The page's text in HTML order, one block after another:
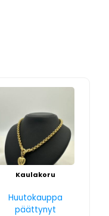
Kaulakoru
Huutokauppa
päättynyt